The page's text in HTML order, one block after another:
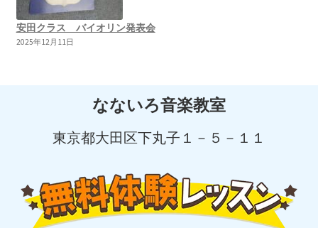
安田クラス バイオリン発表会
2025年12月11日
なないろ音楽教室
東京都大田区下丸子１－５－１１